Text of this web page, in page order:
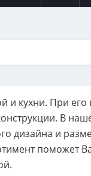
и кухни. При
В
дизайна и
поможет